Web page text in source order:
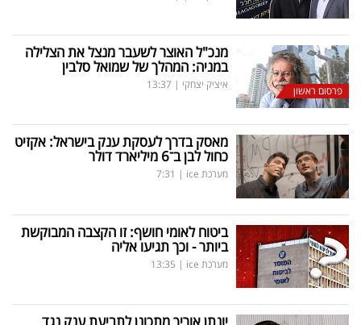
פרסום ראשון
מנכ"ל האוצר לשעבר מנצל את הצלילה
במניה: המהלך של שמואל סלבין
איציק יצחקי |
13:37
מאסק בדרך לעסקת ענק בישראל: אקזיט
כחול לבן ב־6 מיליארד דולר
מערכת ice |
7:31
ביטוח לאומי חושף: זו הקצבה המבוקשת
ביותר - וכך תגיעו אליה
מערכת ice |
13:35